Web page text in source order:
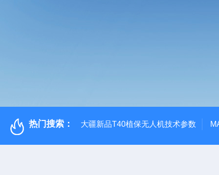
热门搜索： 大疆新品T40植保无人机技术参数